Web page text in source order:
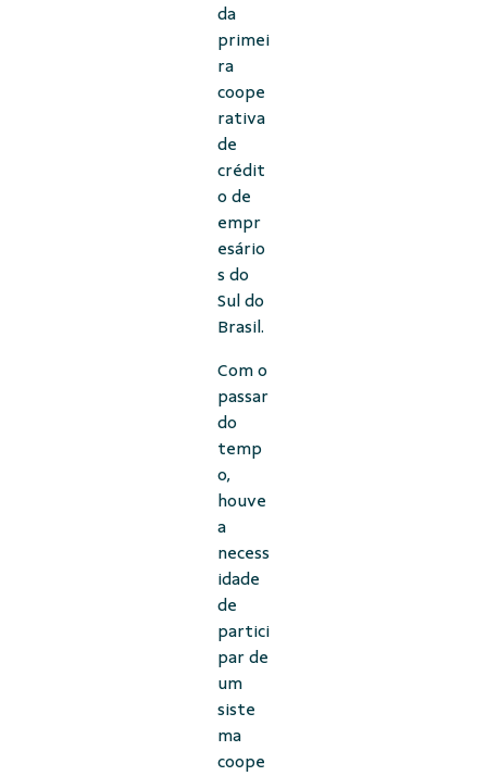
da
primei
ra
coope
rativa
de
crédit
o de
empr
esário
s do
Sul do
Brasil.
Com o
passar
do
temp
o,
houve
a
necess
idade
de
partici
par de
um
siste
ma
coope